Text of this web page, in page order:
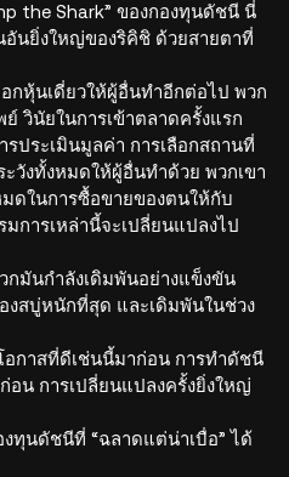
the Shark” ของกองทุนดัชนี นี่
อันยิ่งใหญ่ของริคิชิ ด้วยสายตาที่
กหุ้นเดี่ยวให้ผู้อื่นทำอีกต่อไป พวก
วินัยในการเข้าตลาดครั้งแรก
ประเมินมูลค่า การเลือกสถานที่
วังทั้งหมดให้ผู้อื่นทำด้วย พวกเขา
ดในการซื้อขายของตนให้กับ
การเหล่านี้จะเปลี่ยนแปลงไป
กมันกำลังเดิมพันอย่างแข็งขัน
สบู่หนักที่สุด และเดิมพันในช่วง
อกาสที่ดีเช่นนี้มาก่อน การทำดัชนี
อน การเปลี่ยนแปลงครั้งยิ่งใหญ่
ทุนดัชนีที่ “ฉลาดแต่น่าเบื่อ” ได้